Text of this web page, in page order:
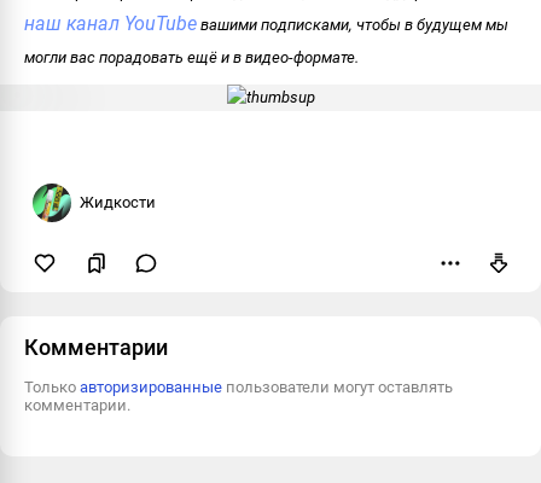
наш канал YouTube вашими подписками, чтобы в будущем мы
могли вас порадовать ещё и в видео-формате.
Жидкости
Комментарии
Только авторизированные пользователи могут оставлять
комментарии.